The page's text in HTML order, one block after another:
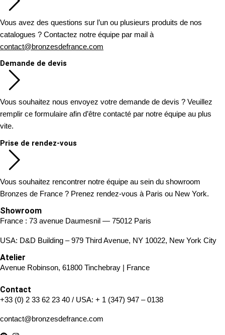
Vous avez des questions sur l’un ou plusieurs produits de nos
catalogues ? Contactez notre équipe par mail à
contact@bronzesdefrance.com
Demande de devis
Vous souhaitez nous envoyez votre demande de devis ? Veuillez
remplir ce formulaire afin d’être contacté par notre équipe au plus
vite.
Prise de rendez-vous
Vous souhaitez rencontrer notre équipe au sein du showroom
Bronzes de France ? Prenez rendez-vous à Paris ou New York.
Showroom
France : 73 avenue Daumesnil — 75012 Paris
USA: D&D Building – 979 Third Avenue, NY 10022, New York City
Atelier
Avenue Robinson, 61800 Tinchebray | France
Contact
+33 (0) 2 33 62 23 40 / USA: + 1 (347) 947 – 0138
contact@bronzesdefrance.com